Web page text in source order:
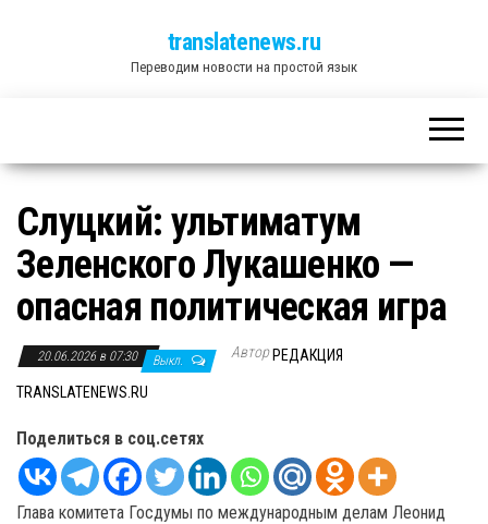
translatenews.ru
Переводим новости на простой язык
Слуцкий: ультиматум
Зеленского Лукашенко —
опасная политическая игра
20.06.2026 в 07:30 Выкл. Автор РЕДАКЦИЯ
TRANSLATENEWS.RU
Поделиться в соц.сетях
Глава комитета Госдумы по международным делам Леонид